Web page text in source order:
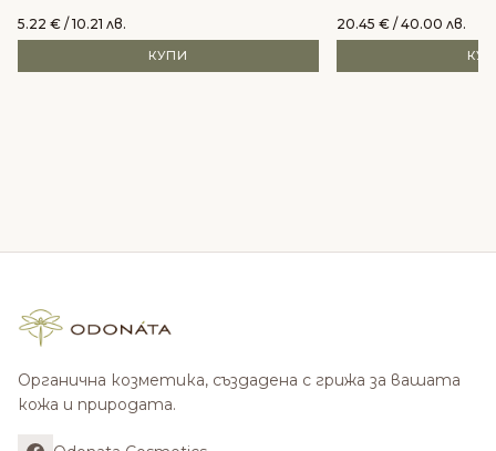
5.22 € / 10.21 лв.
КУПИ
20.45 € / 40.00 лв.
Органична козметика, създадена с грижа за вашата
кожа и природата.